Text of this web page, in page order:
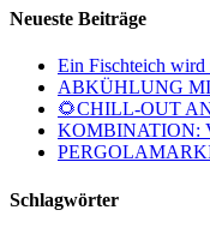
Neueste Beiträge
Ein Fischteich wird
ABKÜHLUNG
🌻CHILL-OUT
KOMBINATION:
Schlagwörter